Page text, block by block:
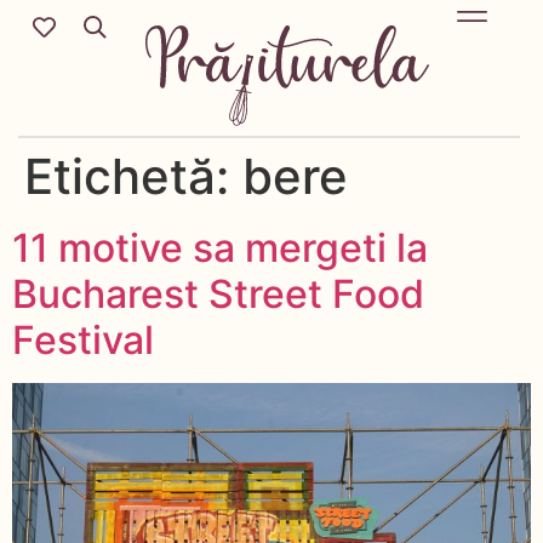
Etichetă: bere
11 motive sa mergeti la
Bucharest Street Food
Festival